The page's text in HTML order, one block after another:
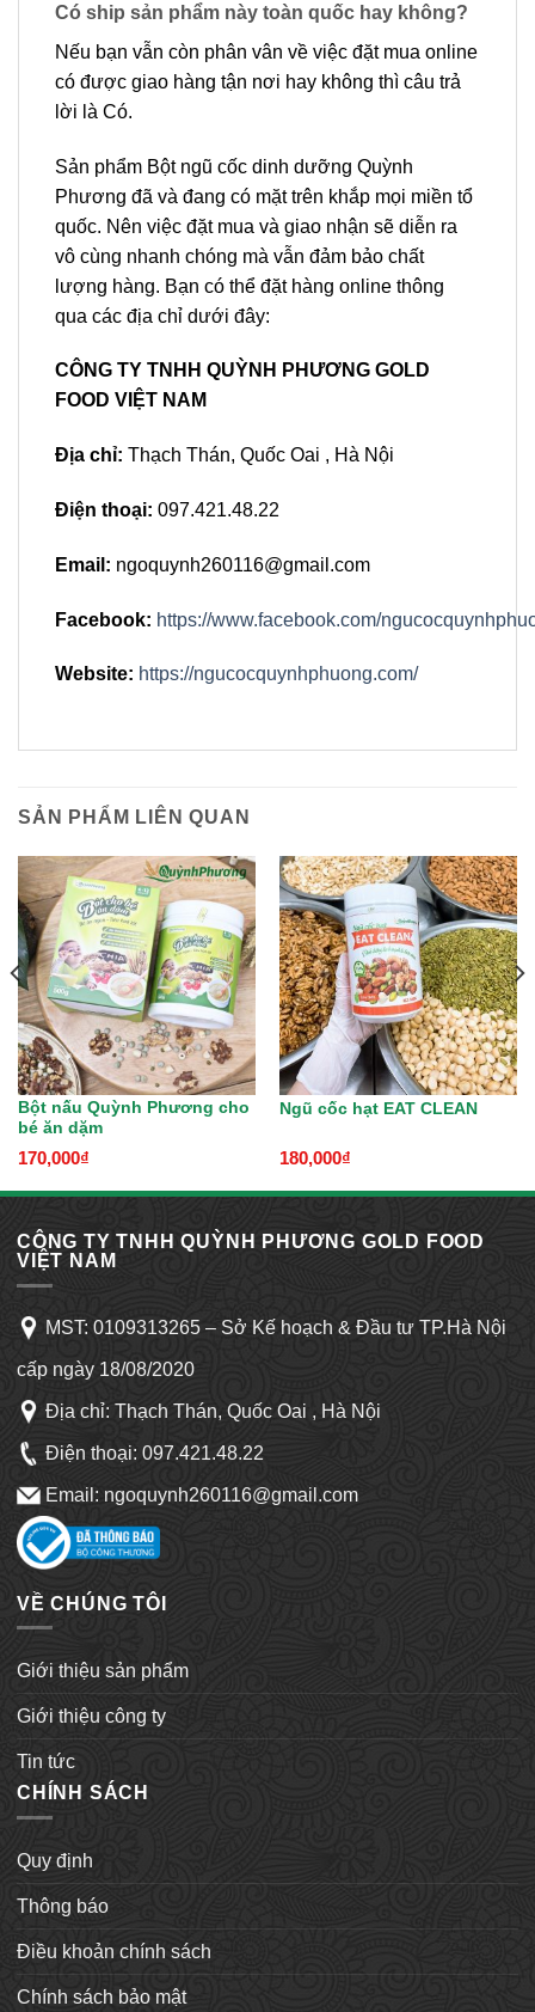
Có ship sản phẩm này toàn quốc hay không?
Nếu bạn vẫn còn phân vân về việc đặt mua online
có được giao hàng tận nơi hay không thì câu trả
lời là Có.
Sản phẩm Bột ngũ cốc dinh dưỡng Quỳnh
Phương đã và đang có mặt trên khắp mọi miền tổ
quốc. Nên việc đặt mua và giao nhận sẽ diễn ra
vô cùng nhanh chóng mà vẫn đảm bảo chất
lượng hàng. Bạn có thể đặt hàng online thông
qua các địa chỉ dưới đây:
CÔNG TY TNHH QUỲNH PHƯƠNG GOLD
FOOD VIỆT NAM
Địa chỉ: Thạch Thán, Quốc Oai , Hà Nội
Điện thoại: 097.421.48.22
Email: ngoquynh260116@gmail.com
Facebook: https://www.facebook.com/
Website: https://ngucocquynhphuong.com/
SẢN PHẨM LIÊN QUAN
Bột nấu Quỳnh Phương cho
bé ăn dặm
170,000₫
Ngũ cốc hạt EAT CLEAN
180,000₫
CÔNG TY TNHH QUỲNH PHƯƠNG GOLD FOOD
VIỆT NAM
MST: 0109313265 – Sở Kế hoạch & Đầu tư TP.Hà Nội
cấp ngày 18/08/2020
Địa chỉ: Thạch Thán, Quốc Oai , Hà Nội
Điện thoại: 097.421.48.22
Email: ngoquynh260116@gmail.com
VỀ CHÚNG TÔI
Giới thiệu sản phẩm
Giới thiệu công ty
Tin tức
CHÍNH SÁCH
Quy định
Thông báo
Điều khoản chính sách
Chính sách bảo mật